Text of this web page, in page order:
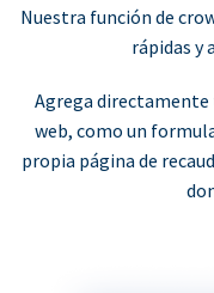
Nuestra función de
rápidas y
Agrega
web, como un
propia página de